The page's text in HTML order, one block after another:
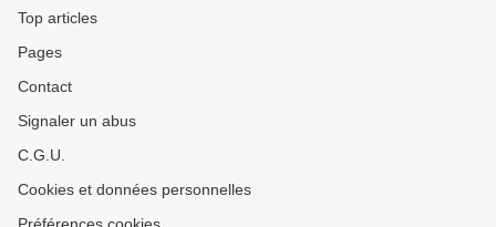
Top articles
Pages
Contact
Signaler un abus
C.G.U.
Cookies et données personnelles